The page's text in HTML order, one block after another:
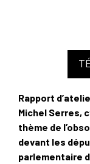
Rapport
Michel Serres,
thème de
devant les
parlementaire